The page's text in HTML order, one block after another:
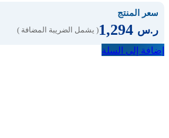
سعر المنتج
ر.س ( يشمل الضريبة المضافة )
إضافة إلى السلة